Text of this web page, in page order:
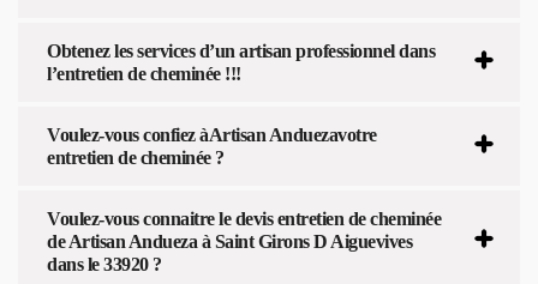
Obtenez les services d’un artisan professionnel dans
l’entretien de cheminée !!!
Voulez-vous confiez àArtisan Anduezavotre
entretien de cheminée ?
Voulez-vous connaitre le devis entretien de cheminée
de Artisan Andueza à Saint Girons D Aiguevives
dans le 33920 ?